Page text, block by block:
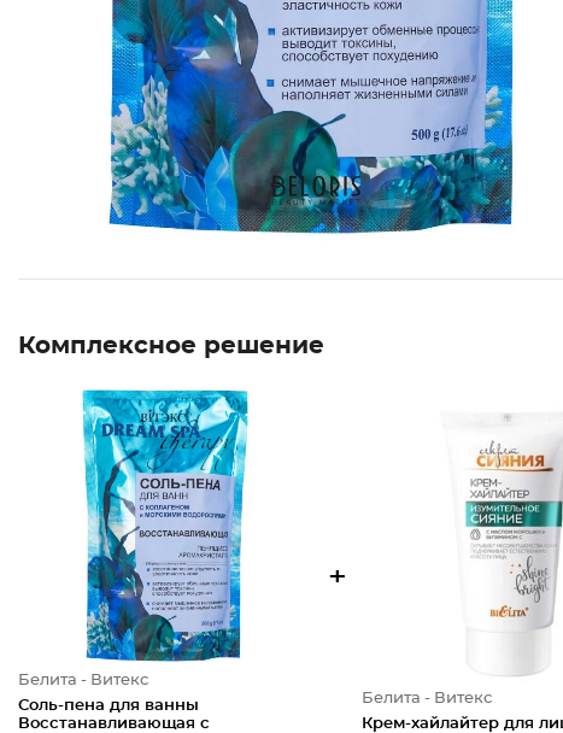
Комплексное решение
Белита - Витекс
Соль-пена для ванны
Восстанавливающая с
+
Белита - Витекс
Крем-хайлайтер для